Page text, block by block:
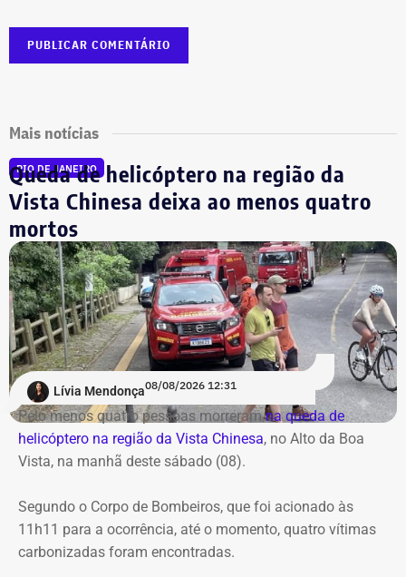
Mais notícias
RIO DE JANEIRO
Queda de helicóptero na região da
Vista Chinesa deixa ao menos quatro
mortos
Lívia Mendonça08/08/2026 12:31
Pelo menos quatro pessoas morreramna queda de
helicóptero na região da Vista Chinesa, no Alto da Boa
Vista, na manhã deste sábado (08).
Segundo o Corpo de Bombeiros, que foi acionado às
11h11 para a ocorrência, até o momento, quatro vítimas
carbonizadas foram encontradas.